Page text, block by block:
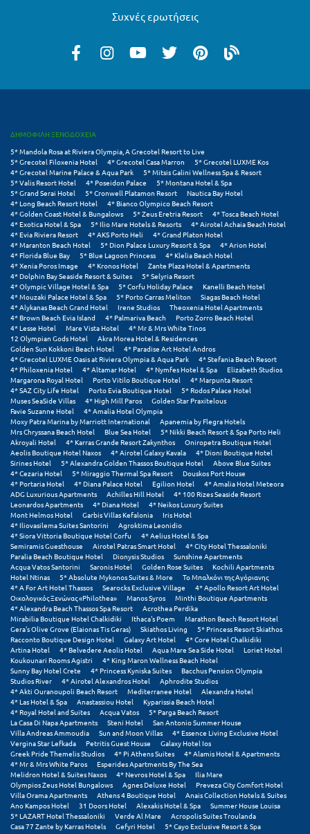
Ναύπλιο
Νέοι Πόροι Πιερίας
Ξ
Ξυλόκαστρο
Ο
Ορεινή Αρκαδία
Ορεινή Ναυπακτία
Π
Πάλαιρος
Παξοί
Παραλία Κατερίνης
Παραλία Λιτοχώρου
Παράλιο Άστρος
Πάργα
Παρνασσός
Πάρος
Πάτμος
Πάτρα
Παύλιανη
Πειραιάς
Πελοπόννησος
Πήλιο
Πιερία
Πλαταμώνας
Πλύτρα Λακωνίας
Συχνές ερωτήσεις
ΔΗΜΟΦΙΛΗ ΞΕΝΟΔΟΧΕΙΑ
5* Mandola Rosa at Riviera Olympia, A Grecotel Resort to Live
5* Grecotel Filoxenia Hotel
4* Grecotel Casa Marron
5* Grecotel LUXME Kos
4* Grecotel Marine Palace & Aqua Park
5* Mitsis Galini Wellness Spa & Resort
5* Valis Resort Hotel
4* Poseidon Palace
5* Montana Hotel & Spa
5* Grand Serai Hotel
5* Cronwell Platamon Resort
Nautica Bay Hotel
4* Long Beach Resort Hotel
4* Bianco Olympico Beach Resort
4* Golden Coast Hotel & Bungalows
5* Zeus Eretria Resort
4* Tosca Beach Hotel
4* Exotica Hotel & Spa
5* Ilio Mare Hotels & Resorts
4* Airotel Achaia Beach Hotel
4* Evia Riviera Resort
4* AKS Porto Heli
4* Grand Platon Hotel
4* Maranton Beach Hotel
5* Dion Palace Luxury Resort & Spa
4* Arion Hotel
4* Florida Blue Bay
5* Blue Lagoon Princess
4* Klelia Beach Hotel
4* Xenia Poros Image
4* Kronos Hotel
Zante Plaza Hotel & Apartments
4* Dolphin Bay Seaside Resort & Suites
5* Selyria Resort
4* Olympic Village Hotel & Spa
5* Corfu Holiday Palace
Kanelli Beach Hotel
4* Mouzaki Palace Hotel & Spa
5* Porto Carras Meliton
Siagas Beach Hotel
4* Alykanas Beach Grand Hotel
Irene Studios
Theoxenia Hotel Apartments
4* Brown Beach Evia Island
4* Palmariva Beach
Porto Zorro Beach Hotel
4* Lesse Hotel
Mare Vista Hotel
4* Mr & Mrs White Tinos
12 Olympian Gods Hotel
Akra Morea Hotel & Residences
Golden Sun Kokkoni Beach Hotel
4* Paradise Art Hotel Andros
4* Grecotel LUXME Oasis at Riviera Olympia & Aqua Park
4* Stefania Beach Resort
4* Philoxenia Hotel
4* Altamar Hotel 4* Nymfes Hotel & Spa
Elizabeth Studios
Margarona Royal Hotel
Porto Vitilo Boutique Hotel
4* Marpunta Resort
4* SAZ City Life Hotel
Porto Evia Boutique Hotel
5* Rodos Palace Hotel
Muses SeaSide Villas
4* High Mill Paros
Golden Star Praxitelous
Favie Suzanne Hotel
4* Amalia Hotel Olympia
Moxy Patra Marina by Marriott International
Apanemia by Flegra Hotels
Mrs Chryssana Beach Hotel
Blue Sea Hotel
5* Nikki Beach Resort & Spa Porto Heli
Akroyali Hotel
4* Karras Grande Resort Zakynthos
Oniropetra Boutique Hotel
Aeolis Boutique Hotel Naxos
4* Airotel Galaxy Kavala
4* Dioni Boutique Hotel
Sirines Hotel
5* Alexandra Golden Thassos Boutique Hotel
Above Blue Suites
4* Cezaria Hotel
5* Miraggio Thermal Spa Resort
Douskos Port House
4* Portaria Hotel
4* Diana Palace Hotel Egilion Hotel
4* Amalia Hotel Meteora
ADG Luxurious Apartments
Achilles Hill Hotel
4* 100 Rizes Seaside Resort
Leonardos Apartments
4* Diana Hotel
4* Neikos Luxury Suites
Mont Helmos Hotel
Garbis Villas Kefalonia
Iris Hotel
4* Iliovasilema Suites Santorini
Agroktima Leonidio
4* Siora Vittoria Boutique Hotel Corfu
4* Aelius Hotel & Spa
Semiramis Guesthouse
Airotel Patras Smart Hotel
4* City Hotel Thessaloniki
Paralia Beach Boutique Hotel
Dionysis Studios
Sunshine Apartments
Acqua Vatos Santorini
Saronis Hotel Golden Rose Suites
Kochili Apartments
Hotel Ntinas
5* Absolute Mykonos Suites & More
Το Μπαλκόνι της Αγόριανης
4* A For Art Hotel Thassos
Searocks Exclusive Village
4* Apollo Resort Art Hotel
Οικολογικός Ξενώνας «Philothea»
Manos Syros
Minthi Boutique Apartments
4* Alexandra Beach Thassos Spa Resort
Acrothea Perdika
Mirabilia Boutique Hotel Chalkidiki
Ithaca's Poem
Marathon Beach Resort Hotel
Gera's Olive Grove (Elaionas Tis Geras)
Skiathos Living
5* Princess Resort Skiathos
Racconto Boutique Design Hotel
Galaxy Art Hotel
4* Core Hotel Chalkidiki
Artina Hotel
4* Belvedere Aeolis Hotel Aqua Mare Sea Side Hotel
Loriet Hotel
Koukounari Rooms Agistri
4* King Maron Wellness Beach Hotel
Sunny Bay Hotel Crete
4* Princess Kyniska Suites
Bacchus Pension Olympia
Studios River
4* Airotel Alexandros Hotel
Aphrodite Studios
4* Akti Ouranoupoli Beach Resort
Mediterranee Hotel
Alexandra Hotel
4* Las Hotel & Spa
Anastassiou Hotel
Kyparissia Beach Hotel
4* Royal Hotel and Suites
Acqua Vatos
5* Parga Beach Resort
La Casa Di Napa Apartments
Steni Hotel
San Antonio Summer House
Villa Andreas Ammoudia
Sun and Moon Villas
4* Essence Living Exclusive Hotel
Vergina Star Lefkada
Petritis Guest House
Galaxy Hotel Ios
Greek Pride Themelis Studios
4* Pi Athens Suites
4* Alamis Hotel & Apartments
4* Mr & Mrs White Paros
Esperides Apartments By The Sea
Melidron Hotel & Suites Naxos
4* Nevros Hotel & Spa
Ilia Mare
Olympios Zeus Hotel Bungalows
Agnes Deluxe Hotel
Preveza City Comfort Hotel
Villa Orama Apartments
Athens 4 Boutique Hotel
Anais Collection Hotels & Suites
Ano Kampos Hotel
31 Doors Hotel Alexakis Hotel & Spa
Summer House Louisa
5* LAZART Hotel Thessaloniki
Verde Al Mare
Acropolis Suites Troulanda
Casa 77 Zante by Karras Hotels
Gefyri Hotel
5* Cayo Exclusive Resort & Spa